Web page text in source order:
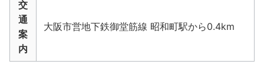
交
通
案
内
大阪市営地下鉄御堂筋線 昭和町駅から0.4km